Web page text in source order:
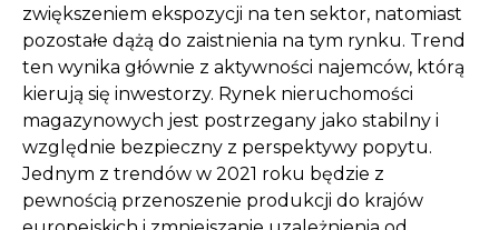
zwiększeniem ekspozycji na ten sektor, natomiast
pozostałe dążą do zaistnienia na tym rynku. Trend
ten wynika głównie z aktywności najemców, którą
kierują się inwestorzy. Rynek nieruchomości
magazynowych jest postrzegany jako stabilny i
względnie bezpieczny z perspektywy popytu.
Jednym z trendów w 2021 roku będzie z
pewnością przenoszenie produkcji do krajów